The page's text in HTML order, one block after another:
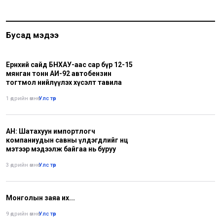
Бусад мэдээ
Ерөнхий сайд БНХАУ-аас сар бүр 12-15
мянган тонн АИ-92 автобензин
тогтмол нийлүүлэх хүсэлт тавила
1 өдрийн өмнө•Улс төр
АН: Шатахуун импортлогч
компаниудын савны үлдэгдлийг нөөц
мэтээр мэдээлж байгаа нь буруу
3 өдрийн өмнө•Улс төр
Монголын заяа их...
9 өдрийн өмнө•Улс төр